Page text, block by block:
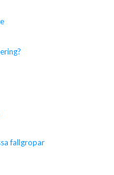
fallgropar